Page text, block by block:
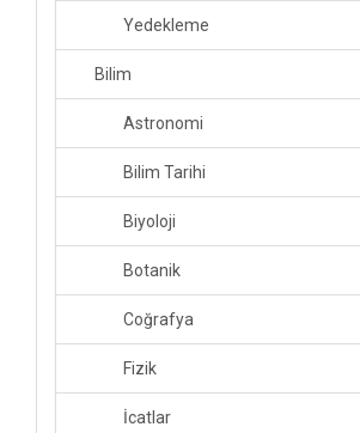
Yedekleme
Bilim
Astronomi
Bilim Tarihi
Biyoloji
Botanik
Coğrafya
Fizik
İcatlar